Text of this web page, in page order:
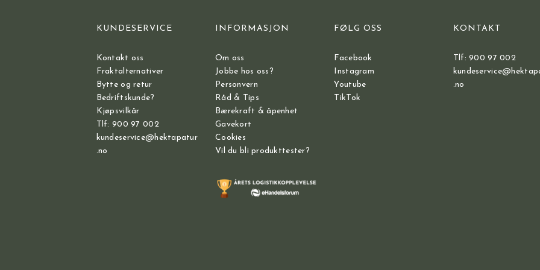
KUNDESERVICE
Kontakt oss
Fraktalternativer
Bytte og retur
Bedriftskunde?
Kjøpsvilkår
Tlf: 900 97 002
kundeservice@hektapatur
.no
INFORMASJON
Om oss
Jobbe hos oss?
Personvern
Råd & Tips
Bærekraft & åpenhet
Gavekort
Cookies
Vil du bli produkttester?
FØLG OSS
Facebook
Instagram
Youtube
TikTok
KONTAKT
Tlf: 900 97 002
.no